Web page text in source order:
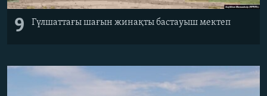
9 Гүлшаттағы шағын жинақты бастауыш мектеп